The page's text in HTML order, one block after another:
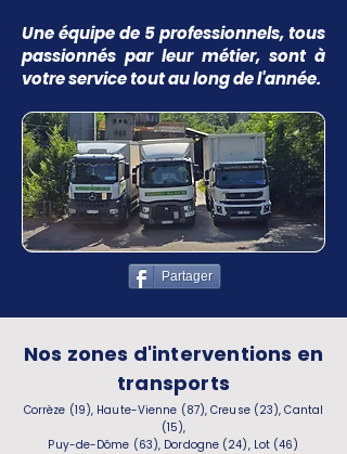
Une équipe de 5 professionnels, tous
passionnés par leur métier, sont à
votre service tout au long de l'année.
Partager
Nos zones d'interventions en
transports
Corrèze (19), Haute-Vienne (87), Creuse (23), Cantal
(15),
Puy-de-Dôme (63), Dordogne (24), Lot (46)